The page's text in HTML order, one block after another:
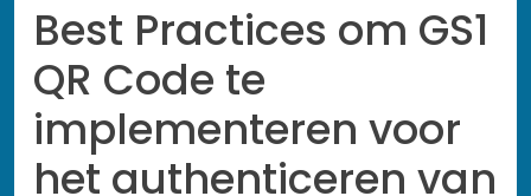
Best Practices om GS1
QR Code te
implementeren voor
het authenticeren van